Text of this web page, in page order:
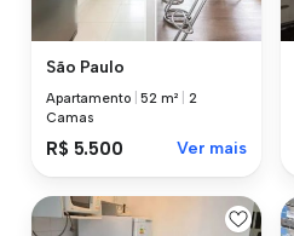
São Paulo
Apartamento |52 m²
2
Camas
R$ 5.500 Ver mais